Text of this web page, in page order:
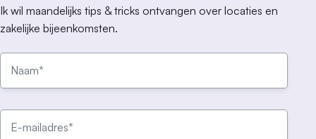
Ik wil maandelijks tips & tricks ontvangen over locaties en
zakelijke bijeenkomsten.